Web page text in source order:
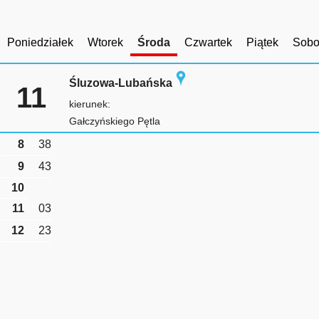
Poniedziałek Wtorek Środa Czwartek Piątek
11 Śluzowa-Lubańska
kierunek:
Gałczyńskiego Pętla
8
38
9
43
10
11
03
12
23